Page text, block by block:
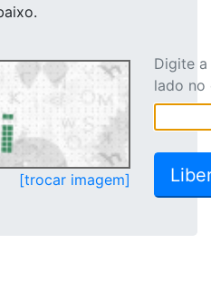
[trocar imagem]
Digite
lado no